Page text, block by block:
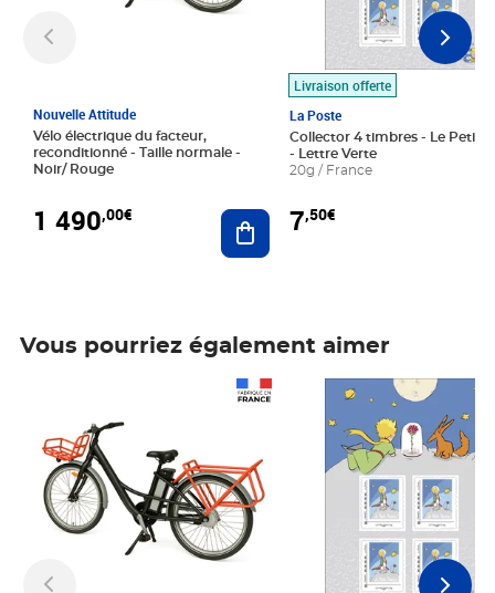
Nouvelle Attitude
Vélo électrique du facteur,
reconditionné - Taille normale -
Noir/ Rouge
1 490,00€ Ajouter au panier
Livraison offerte
La Poste
Collector 4 timbres - Le Petit
- Lettre Verte
20g / France
7,50€
Vous pourriez également aimer
Prix 7,50€